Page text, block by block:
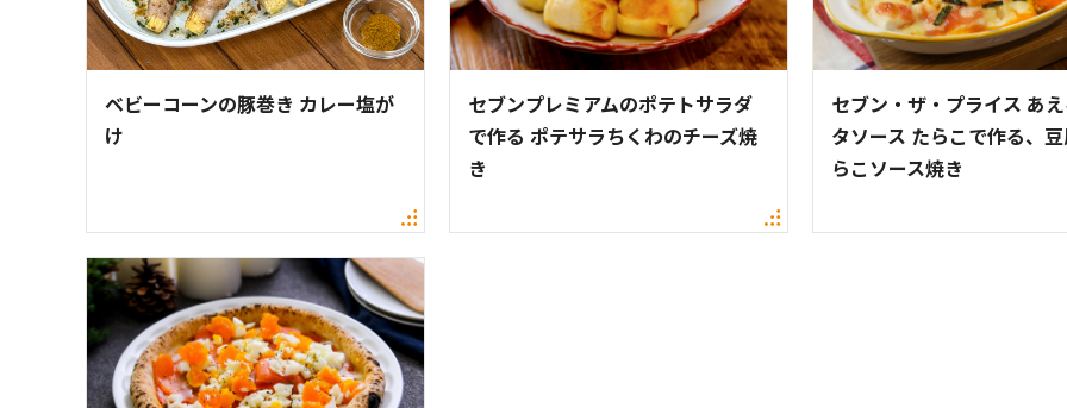
ベビーコーンの豚巻き カレー塩が
け
セブンプレミアムのポテトサラダ
で作る ポテサラちくわのチーズ焼
き
セブン・ザ・プライス あ
タソース たらこで作る、
らこソース焼き